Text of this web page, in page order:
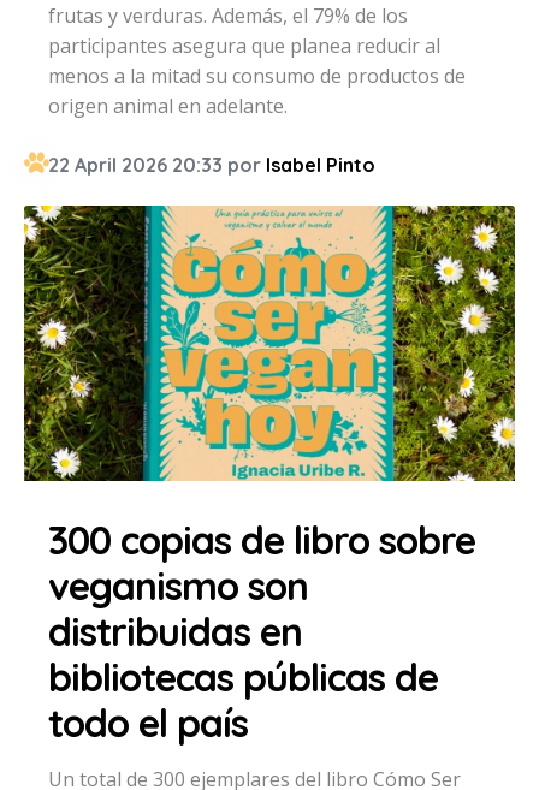
frutas y verduras. Además, el 79% de los
participantes asegura que planea reducir al
menos a la mitad su consumo de productos de
origen animal en adelante.
22 April 2026 20:33 por Isabel Pinto
300 copias de libro sobre
veganismo son
distribuidas en
bibliotecas públicas de
todo el país
Un total de 300 ejemplares del libro Cómo Ser